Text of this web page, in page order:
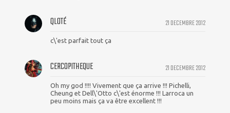
21 DECEMBRE 2012
QLOTÉ
c\'est parfait tout ça
21 DECEMBRE 2012
CERCOPITHEQUE
Oh my god !!!! Vivement que ça arrive !!! Pichelli,
Cheung et Dell\'Otto c\'est énorme !!! Larroca un
peu moins mais ça va être excellent !!!